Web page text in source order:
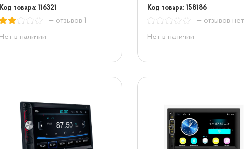
Код товара: 116321
— отзывов 1
Нет в наличии
Код товара: 158186
— отзывов нет
Нет в наличии